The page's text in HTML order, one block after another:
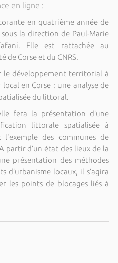
en ligne :
en quatrième année de
la direction de Paul-Marie
Elle est rattachée au
de Corse et du CNRS.
le développement territorial à
en Corse : une analyse de
du littoral.
fera la présentation d’une
littorale spatialisée à
des communes de
partir d’un état des lieux de la
présentation des méthodes
d’urbanisme locaux, il s’agira
les points de blocages liés à